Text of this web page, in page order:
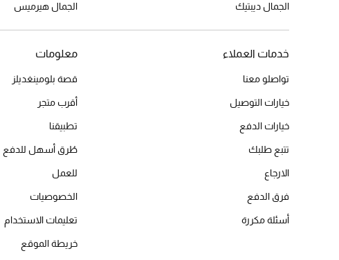
الجمال ديبتيك الجمال هيرميس
خدمات العملاء
تواصلو معنا
خيارات التوصيل
خيارات الدفع
تتبع طلبك
الارجاع
فرق الدفع
أسئلة مكررة
معلومات
قصة بلومينغديلز
أقرب متجر
تطبيقنا
طُرق أسهل للدفع
للعمل
الخصوصيات
تعليمات الاستخدام
خريطة الموقع